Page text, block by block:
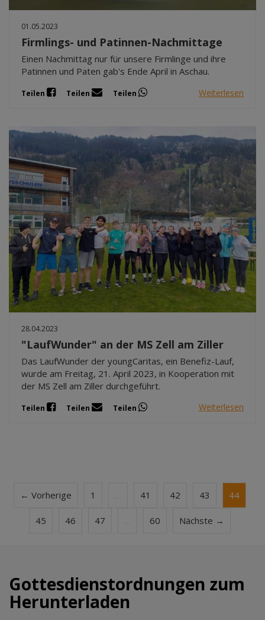
01.05.2023
Firmlings- und Patinnen-Nachmittage
Einen Nachmittag nur für unsere Firmlinge und ihre
Patinnen und Paten gab's Ende April in Aschau.
Teilen Teilen Teilen Weiterlesen
28.04.2023
"LaufWunder" an der MS Zell am Ziller
Das LaufWunder der youngCaritas, ein Benefiz-Lauf,
wurde am Freitag, 21. April 2023, in Kooperation mit
der MS Zell am Ziller durchgeführt.
Teilen Teilen Teilen Weiterlesen
← Vorherige 1 41 42 43 44
45 46 47 60 Nächste →
Gottesdienstordnungen zum
Herunterladen